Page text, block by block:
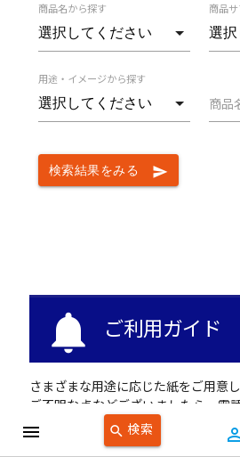
menu search 検索
商品名から探す 商品
用途・イメージから探す
商品
send
検索結果をみる
notifications ご利用ガイド
さまざまな用途に応じた紙をご用意し
ご不明な点などございましたら、電
お問い合せください。